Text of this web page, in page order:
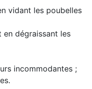
vidant les poubelles
en dégraissant les
incommodantes ;